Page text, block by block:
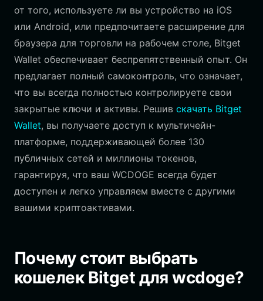
от того, используете ли вы устройство на iOS
или Android, или предпочитаете расширение для
браузера для торговли на рабочем столе, Bitget
Wallet обеспечивает беспрепятственный опыт. Он
предлагает полный самоконтроль, что означает,
что вы всегда полностью контролируете свои
закрытые ключи и активы. Решив скачать Bitget
Wallet, вы получаете доступ к мультичейн-
платформе, поддерживающей более 130
публичных сетей и миллионы токенов,
гарантируя, что ваш WCDOGE всегда будет
доступен и легко управляем вместе с другими
вашими криптоактивами.
Почему стоит выбрать
кошелек Bitget для wcdoge?